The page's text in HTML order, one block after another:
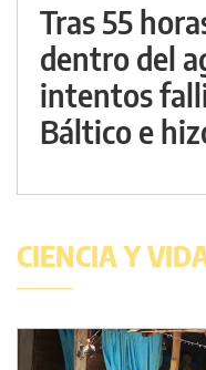
Tras 55
dentro del
intentos
Báltico e
CIENCIA Y